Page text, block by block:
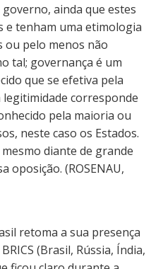
ainda que estes
e tenham uma etimologia
ou pelo menos não
tal; governança é um
que se efetiva pela
corresponde
pela maioria ou
neste caso os Estados.
diante de grande
oposição. (ROSENAU,
retoma a sua presença
(Brasil, Rússia, Índia,